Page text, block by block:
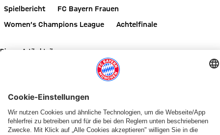
Spielbericht
FC Bayern Frauen
Women’s Champions League
Achtelfinale
Diesen Artikel teilen
CL-REAKTIONEN
Wörle:
WOMEN'S CHAMPIONS LEAGUE
Die
„SPANNENDE REISE“
FCB-
INTERVIEW
VIDEO
Frauen-
FCB-FRAUEN IM SCHNEE
Eindrücke
WOMEN'S CHAMPIONS LEAGUE
VIDEO
FCB-
4:0 GEGEN ROSSIYANKA
GALLERIE
FCB-